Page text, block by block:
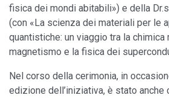
fisica dei mondi abitabili») e della
(con «La scienza dei materiali per le
quantistiche: un viaggio tra la chimica
magnetismo e la fisica dei
Nel corso della cerimonia, in
edizione dell’iniziativa, è stato anche